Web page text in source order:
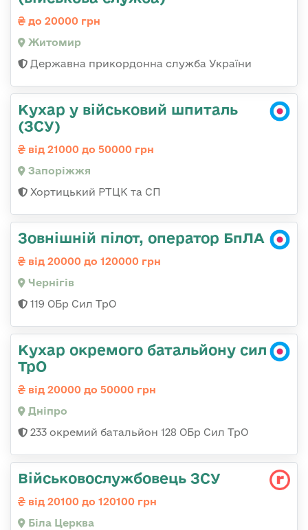
до 20000 грн
Житомир
Державна прикордонна служба України
Кухар у військовий шпиталь
(ЗСУ)
від 21000 до 50000 грн
Запоріжжя
Хортицький РТЦК та СП
Зовнішній пілот, оператор БпЛА
від 20000 до 120000 грн
Чернігів
119 ОБр Сил ТрО
Кухар окремого батальйону сил
ТрО
від 20000 до 50000 грн
Дніпро
233 окремий батальйон 128 ОБр Сил ТрО
Військовослужбовець ЗСУ
від 20100 до 120100 грн
Біла Церква